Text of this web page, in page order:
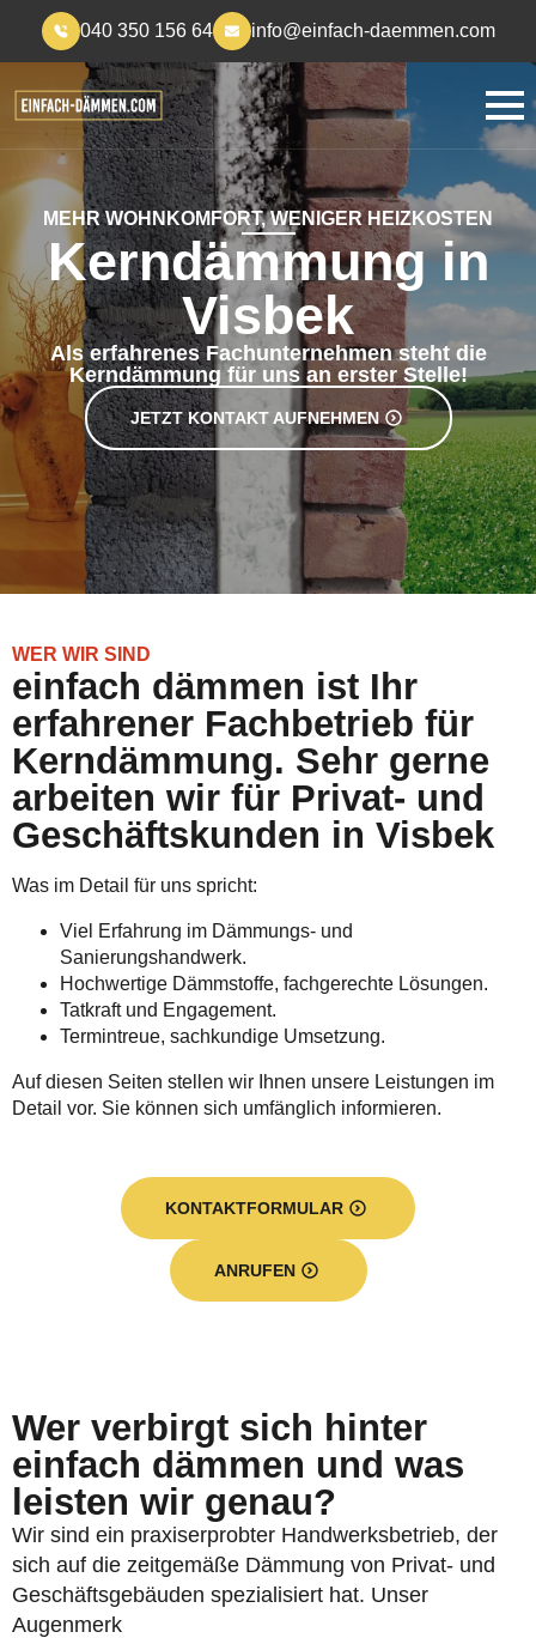
040 350 156 64 info@einfach-daemmen.com
MEHR WOHNKOMFORT, WENIGER HEIZKOSTEN
Kerndämmung in
Visbek
Als erfahrenes Fachunternehmen steht die
Kerndämmung für uns an erster Stelle!
JETZT KONTAKT AUFNEHMEN
WER WIR SIND
einfach dämmen ist Ihr
erfahrener Fachbetrieb für
Kerndämmung. Sehr gerne
arbeiten wir für Privat- und
Geschäftskunden in Visbek
Was im Detail für uns spricht:
Viel Erfahrung im Dämmungs- und
Sanierungshandwerk.
Hochwertige Dämmstoffe, fachgerechte Lösungen.
Tatkraft und Engagement.
Termintreue, sachkundige Umsetzung.
Auf diesen Seiten stellen wir Ihnen unsere Leistungen im
Detail vor. Sie können sich umfänglich informieren.
KONTAKTFORMULAR
ANRUFEN
Wer verbirgt sich hinter
einfach dämmen und was
leisten wir genau?
Wir sind ein praxiserprobter Handwerksbetrieb, der
sich auf die zeitgemäße Dämmung von Privat- und
Geschäftsgebäuden spezialisiert hat. Unser
Augenmerk